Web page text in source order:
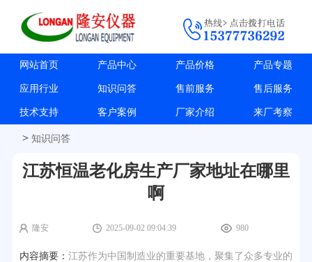
网站首页 产品中心 产品价格 产品专题
应用行业 知识问答 售前服务 售后服务
技术支持 客户案例 厂家介绍 来厂考察
> 知识问答
江苏恒温老化房生产厂家地址在哪里
啊
隆安 2025-09-02 09:04:39 980
内容摘要： 江苏作为中国制造业的重要基地，聚集了众多专业的